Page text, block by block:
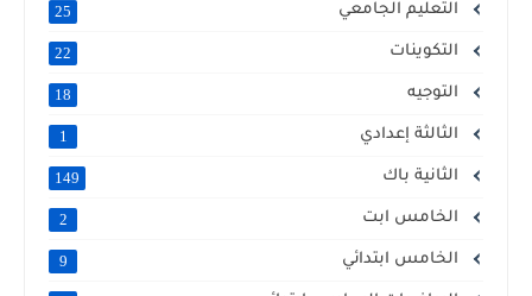
التعليم الجامعي 25
التكوينات 22
التوجيه 18
الثالثة إعدادي 1
الثانية باك 149
الخامس ابت 2
الخامس ابتدائي 9